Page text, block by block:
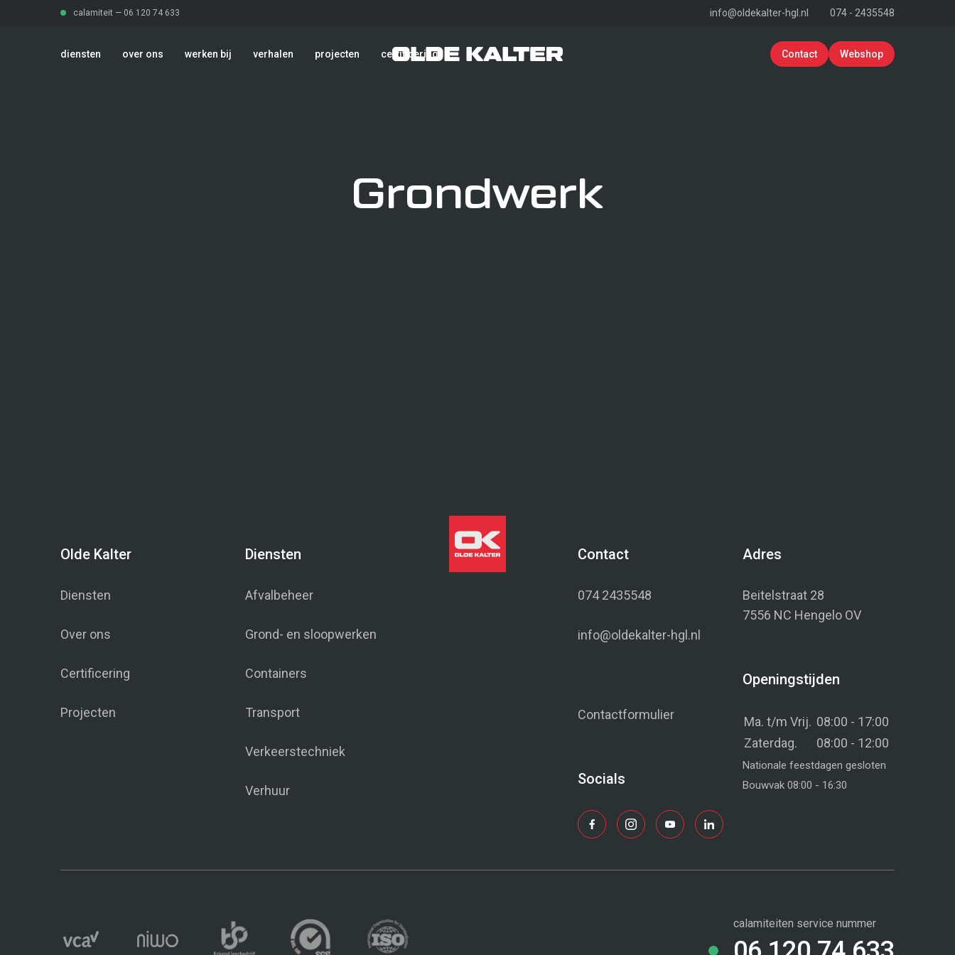
calamiteit — 06 120 74 633 info@oldekalter-hgl.nl 074 - 2435548
diensten over ons werken bij verhalen projecten certificering Contact Webshop
Grond- en sloopwerken
Grondwerk
Olde Kalter
Diensten
Over ons
Certificering
Projecten
Diensten
Afvalbeheer
Grond- en sloopwerken
Containers
Transport
Verkeerstechniek
Verhuur
Contact
074 2435548
info@oldekalter-hgl.nl
Contactformulier
Socials
Adres
Beitelstraat 28
7556 NC Hengelo OV
Openingstijden
Ma. t/m Vrij. 08:00 - 17:00
Zaterdag.
08:00 - 12:00
Nationale feestdagen gesloten
Bouwvak 08:00 - 16:30
calamiteiten service nummer